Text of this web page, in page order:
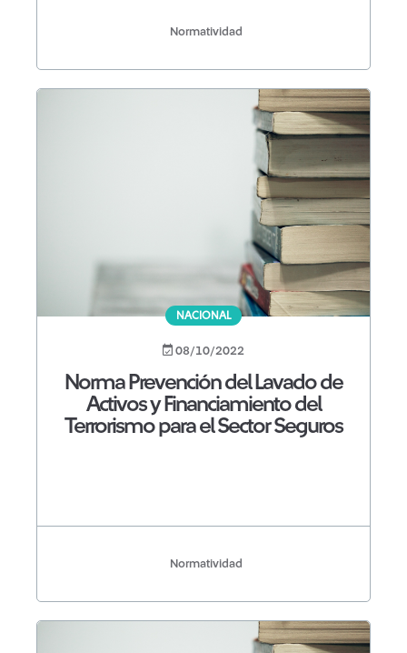
Normatividad
NACIONAL
08/10/2022
Norma Prevención del Lavado de
Activos y Financiamiento del
Terrorismo para el Sector Seguros
Normatividad